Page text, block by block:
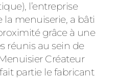
l’entreprise
la menuiserie, a bâti
grâce à une
réunis au sein de
Créateur
partie le fabricant